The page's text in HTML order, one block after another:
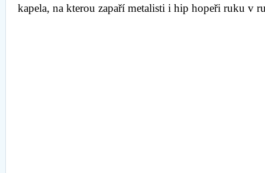
kapela, na kterou zapaří metalisti i hip hopeři ruku v